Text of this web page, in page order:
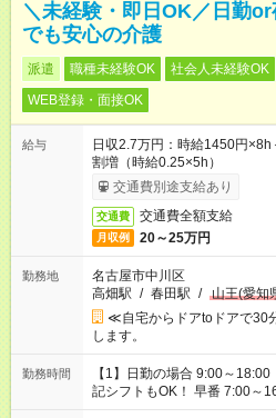
＼未経験・即日OK／日勤
でも安心の介護
派遣 職種未経験OK 社会人未経験OK
WEB登録・面接OK
給与
日収2.7万円：時給1450円
割増（時給0.25×5h）
交通費別途支給あり
交通費 交通費全額支給
月収例 20～25万円
勤務地
名古屋市中川区
高畑駅 / 春田駅 / 山王(愛知
≪自宅からドアtoドアで30
します。
勤務時間
【1】日勤の場合 9:00～18:00（休憩60分）
記シフトもOK！ 早番 7:00～16:00
勤の場合 16:30～翌9:30 16:30～翌10:30